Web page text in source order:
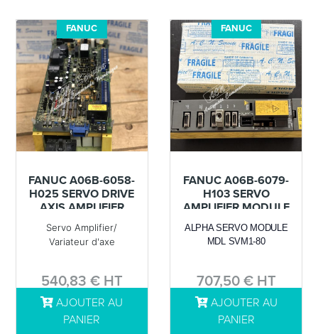
FANUC
FANUC A06B-6058-
H025 SERVO DRIVE
AXIS AMPLIFIER
CNC USED
REMOVED
Servo Amplifier/
Variateur d'axe
540,83 € HT
AJOUTER AU
PANIER
FANUC
FANUC A06B-6079-
H103 SERVO
AMPLIFIER MODULE
AXIS DRIVE CNC
USED REMOVED
ALPHA SERVO MODULE
MDL SVM1-80
707,50 € HT
AJOUTER AU
PANIER